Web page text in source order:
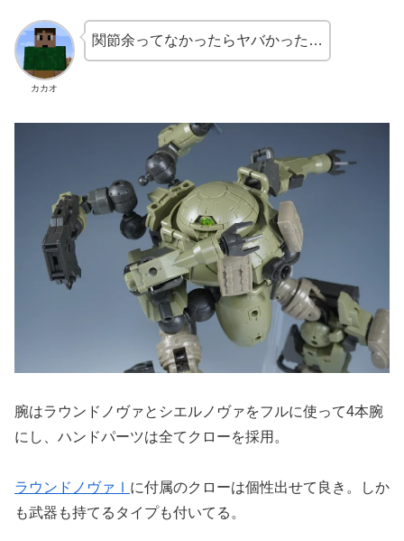
カカオ
関節余ってなかったらヤバかった…
腕はラウンドノヴァとシエルノヴァをフルに使って4本腕
にし、ハンドパーツは全てクローを採用。
ラウンドノヴァⅠ に付属のクローは個性出せて良き。しか
も武器も持てるタイプも付いてる。